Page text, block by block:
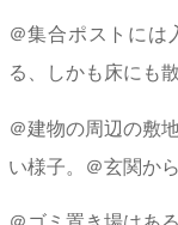
＠集合ポストには
る、しかも床にも
＠建物の周辺の敷
い様子。＠玄関か